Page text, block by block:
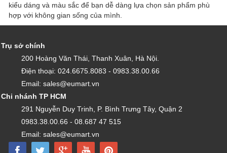
kiểu dáng và màu sắc để bạn dễ dàng lựa chọn sản phẩm phù
hợp với không gian sống của mình.
Trụ sở chính
200 Hoàng Văn Thái, Thanh Xuân, Hà Nội.
Điện thoại: 024.6675.8083 - 0983.38.00.66
Email: sales@eumart.vn
Chi nhánh TP HCM
291 Nguyễn Duy Trinh, P. Bình Trưng Tây, Quận 2
0983.38.00.66 - 08.687 47 515
Email: sales@eumart.vn